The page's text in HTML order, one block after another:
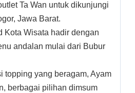
Ta Wan untuk dikunjungi
Jawa Barat.
Kota Wisata hadir dengan
andalan mulai dari Bubur
topping yang beragam, Ayam
berbagai pilihan dimsum